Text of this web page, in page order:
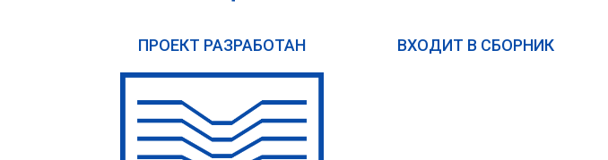
ПРОЕКТ РАЗРАБОТАН ВХОДИТ В СБОРНИК